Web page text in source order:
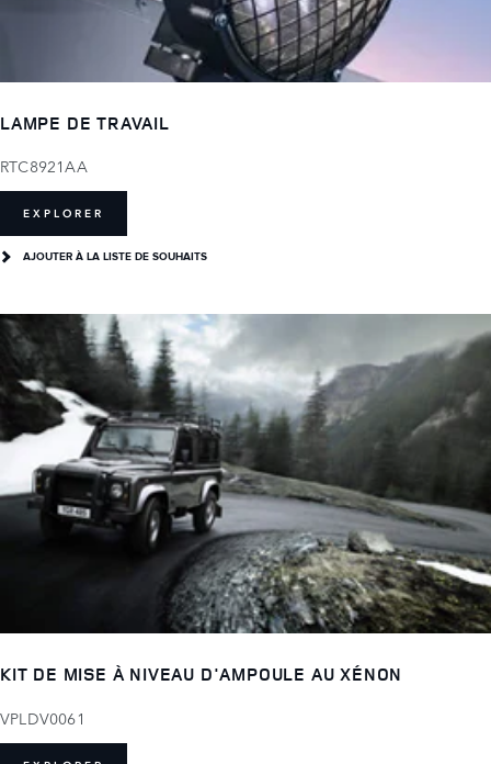
LAMPE DE TRAVAIL
RTC8921AA
EXPLORER
AJOUTER À LA LISTE DE SOUHAITS
KIT DE MISE À NIVEAU D'AMPOULE AU XÉNON
VPLDV0061